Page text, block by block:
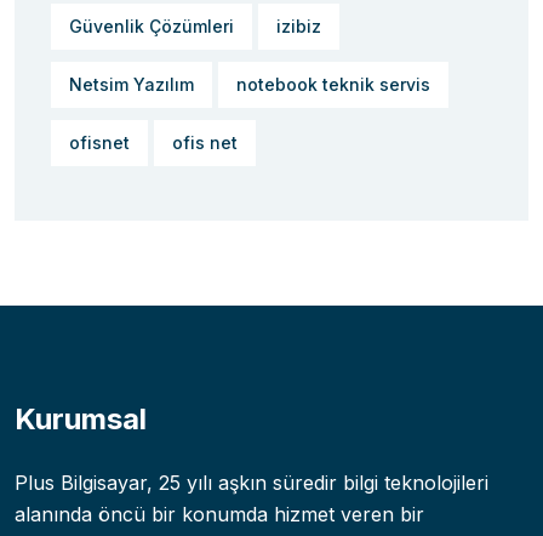
Güvenlik Çözümleri izibiz
Netsim Yazılım notebook teknik servis
ofisnet ofis net
Kurumsal
Plus Bilgisayar, 25 yılı aşkın süredir bilgi teknolojileri
alanında öncü bir konumda hizmet veren bir